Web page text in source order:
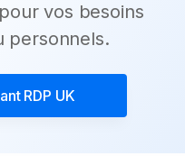
vos besoins
personnels.
RDP UK